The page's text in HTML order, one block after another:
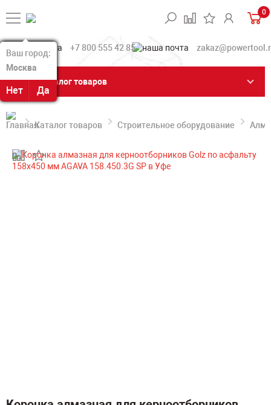
Ваш город:
Москва
Нет Да
Ваш город:
Москва
Нет Да
0
+7 800 555 42 85
Каталог товаров
Каталог товаров Строительное оборудование